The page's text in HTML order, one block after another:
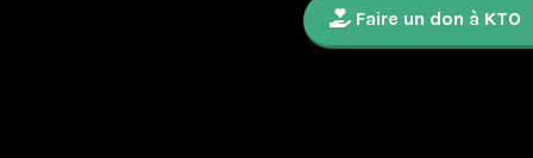
Faire un don à KTO